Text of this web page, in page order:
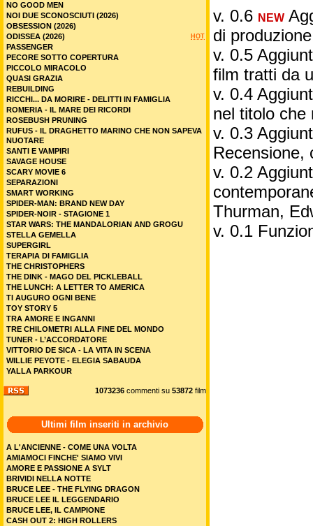
v. 0.6 NEW
di
v. 0.5
film tratti da
v. 0.4
nel titolo che
v. 0.3
Recensione,
v. 0.2
Thurman,
v. 0.1
NO GOOD MEN
NOI DUE SCONOSCIUTI (2026)
OBSESSION (2026)
HOT
ODISSEA (2026)
PASSENGER
PECORE SOTTO COPERTURA
PICCOLO MIRACOLO
QUASI GRAZIA
REBUILDING
RICCHI... DA MORIRE - DELITTI IN FAMIGLIA
ROMERIA - IL MARE DEI RICORDI
ROSEBUSH PRUNING
RUFUS - IL DRAGHETTO MARINO CHE NON SAPEVA
NUOTARE
SANTI E VAMPIRI
SAVAGE HOUSE
SCARY MOVIE 6
SEPARAZIONI
SMART WORKING
SPIDER-MAN: BRAND NEW DAY
SPIDER-NOIR - STAGIONE 1
STAR WARS: THE MANDALORIAN AND GROGU
STELLA GEMELLA
SUPERGIRL
TERAPIA DI FAMIGLIA
THE CHRISTOPHERS
THE DINK - MAGO DEL PICKLEBALL
THE LUNCH: A LETTER TO AMERICA
TI AUGURO OGNI BENE
TOY STORY 5
TRA AMORE E INGANNI
TRE CHILOMETRI ALLA FINE DEL MONDO
TUNER - L’ACCORDATORE
VITTORIO DE SICA - LA VITA IN SCENA
WILLIE PEYOTE - ELEGIA SABAUDA
YALLA PARKOUR
1073236 commenti su 53872 film
Ultimi film inseriti in archivio
A L'ANCIENNE - COME UNA VOLTA
AMIAMOCI FINCHE' SIAMO VIVI
AMORE E PASSIONE A SYLT
BRIVIDI NELLA NOTTE
BRUCE LEE - THE FLYING DRAGON
BRUCE LEE IL LEGGENDARIO
BRUCE LEE, IL CAMPIONE
CASH OUT 2: HIGH ROLLERS